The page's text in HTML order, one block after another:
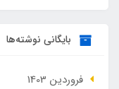
بایگانی نوشته‌ها
فروردین 1403